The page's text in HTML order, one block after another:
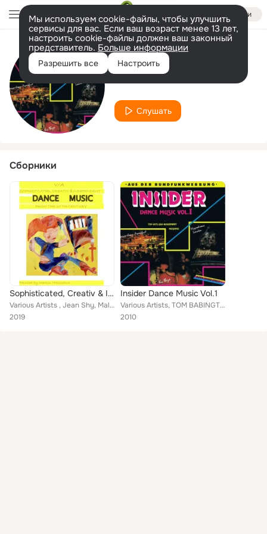
Войти
Мы используем cookie-файлы, чтобы улучшить
сервисы для вас. Если ваш возраст менее 13 лет,
настроить cookie-файлы должен ваш законный
представитель. Больше информации
Разрешить все Настроить
Исполнитель
HOUSE NATION
Слушать
Сборники
Sophisticated, Creativ & Independent Dance Music from the 20th Century
Various Artists , Jean Shy, Malcom McLaren, HOUSE NATION, Rene de Versailles, Delicious, Punch, Marvin Gardens
2019
Insider Dance Music Vol.1
Various Artists, TOM BABINGTON, HOUSE NATION, Impakt, Beat-A-Max, Gypsy, Italian Syndicate, C.C.C.P., ANYA, Delicious, Punch, Ai...
2010